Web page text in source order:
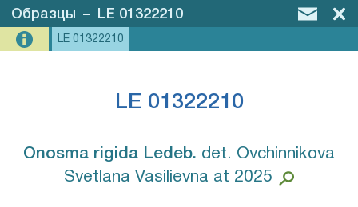
Образцы – LE 01322210
LE 01322210
LE 01322210
Onosma rigida Ledeb.⁣ det. Ovchinnikova
Svetlana Vasilievna at 2025